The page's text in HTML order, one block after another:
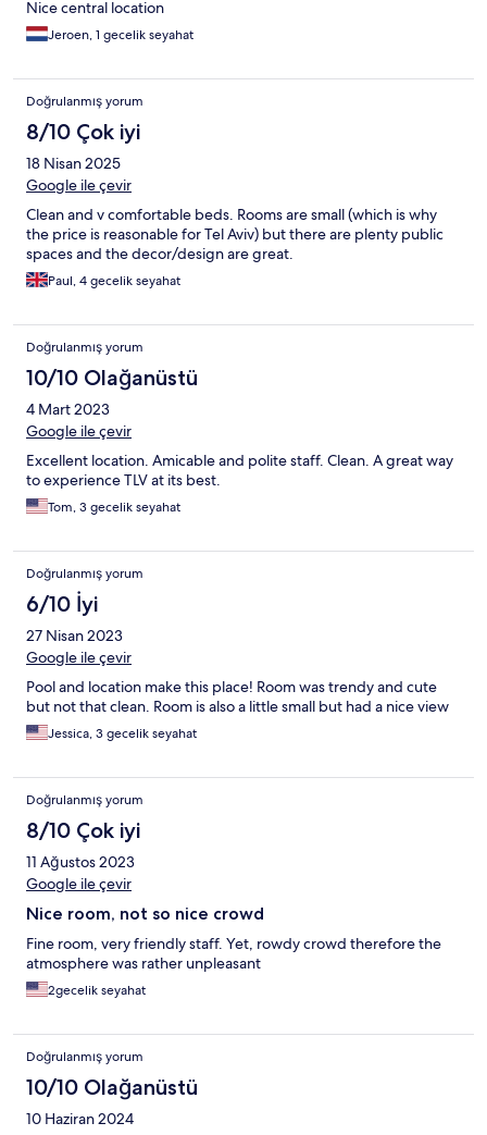
Nice central location
Jeroen, 1 gecelik seyahat
Doğrulanmış yorum
8/10 Çok iyi
18 Nisan 2025
Google ile çevir
Clean and v comfortable beds. Rooms are small (which is why
the price is reasonable for Tel Aviv) but there are plenty public
spaces and the decor/design are great.
Paul, 4 gecelik seyahat
Doğrulanmış yorum
10/10 Olağanüstü
4 Mart 2023
Google ile çevir
Excellent location. Amicable and polite staff. Clean. A great way
to experience TLV at its best.
Tom, 3 gecelik seyahat
Doğrulanmış yorum
6/10 İyi
27 Nisan 2023
Google ile çevir
Pool and location make this place! Room was trendy and cute
but not that clean. Room is also a little small but had a nice view
Jessica, 3 gecelik seyahat
Doğrulanmış yorum
8/10 Çok iyi
11 Ağustos 2023
Google ile çevir
Nice room, not so nice crowd
Fine room, very friendly staff. Yet, rowdy crowd therefore the
atmosphere was rather unpleasant
2gecelik seyahat
Doğrulanmış yorum
10/10 Olağanüstü
10 Haziran 2024